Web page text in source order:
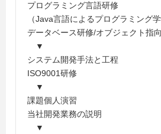
プログラミング言語研修
（Java言語によるプログラミング学
データベース研修/オブジェクト指
▼
システム開発手法と工程
ISO9001研修
▼
課題個人演習
当社開発業務の説明
▼